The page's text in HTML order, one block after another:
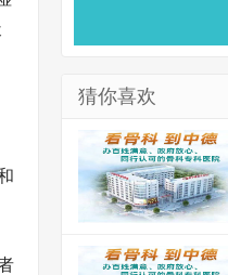
猜你喜欢